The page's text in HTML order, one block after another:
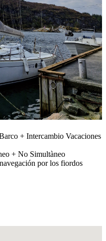
+ Intercambio Vacaciones
+ No Simultàneo
por los fiordos